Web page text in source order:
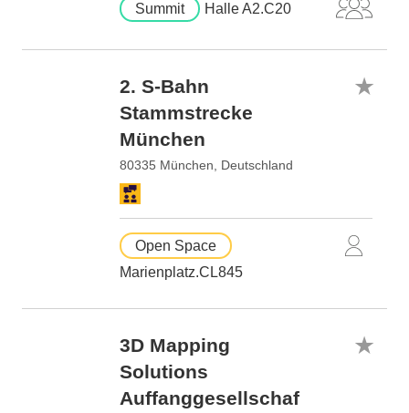
Summit Halle A2.C20
2. S-Bahn
Stammstrecke
München
80335 München, Deutschland
Open Space
Marienplatz.CL845
3D Mapping
Solutions
Auffanggesellschaf